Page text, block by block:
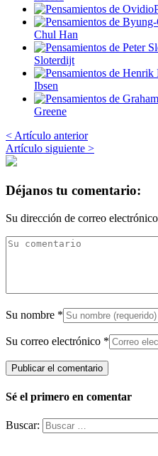
Chul Han
Sloterdijt
Ibsen
Greene
< Artículo anterior
Artículo siguiente >
Déjanos tu comentario:
Su dirección de correo
Su nombre *
Su correo electrónico *
Sé el primero en comentar
Buscar: